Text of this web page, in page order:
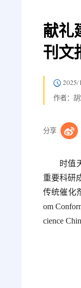
献礼
刊文
2025/
作者：
分享
时值
重要科研
传统催化
om
cience